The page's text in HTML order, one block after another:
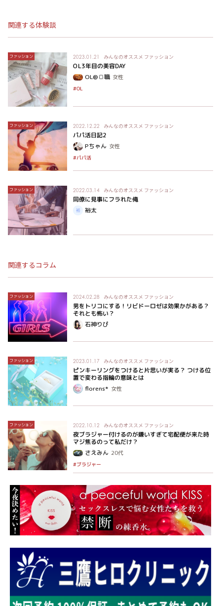
関連する体験談
ファッション 2023.01.21 みんなのオススメ ファッション
OL3年目の美容DAY
OL@🍞職 女性
#OL
ファッション 2022.12.22 みんなのオススメ ファッション
パパ活日記2
Pちゃん 女性
#パパ活
ファッション 2022.03.14 みんなのオススメ ファッション
同僚に見事にフラれた俺
裕太
関連するコラム
ファッション 2024.02.28 みんなのオススメ ファッション
男をトリコにする！リビドーロゼは効果かがある？
それとも怖い？
石神りぴ
ファッション 2023.01.17 みんなのオススメ ファッション
ピンキーリングをつけると片思いが実る？ つける位
置で変わる指輪の意味とは
florens* 女性
ファッション 2022.10.12 みんなのオススメ ファッション
夜ブラジャー付けるのが嫌いすぎて宅配便が来た時
マジ焦るのって私だけ？
さえみん 20代
#ブラジャー